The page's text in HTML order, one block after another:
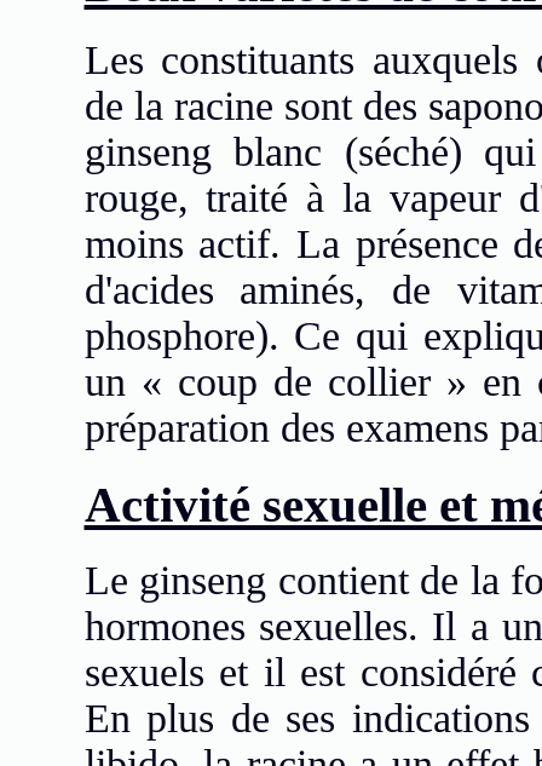
Les constituants
de la racine sont des
ginseng blanc (séché)
rouge, traité à la vapeur
moins actif. La présence
d'acides aminés, de
phosphore). Ce qui
un « coup de collier » en
préparation des examens
Activité sexuelle et
Le ginseng contient de la
hormones sexuelles. Il a
sexuels et il est considéré
En plus de ses